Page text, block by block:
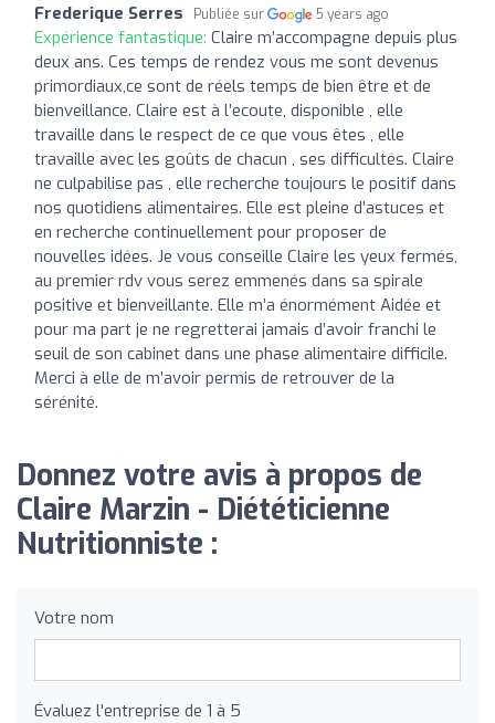
Frederique Serres Publiée sur 5 years ago
Expérience fantastique: Claire m’accompagne depuis plus
deux ans. Ces temps de rendez vous me sont devenus
primordiaux,ce sont de réels temps de bien être et de
bienveillance. Claire est à l’ecoute, disponible , elle
travaille dans le respect de ce que vous êtes , elle
travaille avec les goûts de chacun , ses difficultés. Claire
ne culpabilise pas , elle recherche toujours le positif dans
nos quotidiens alimentaires. Elle est pleine d’astuces et
en recherche continuellement pour proposer de
nouvelles idées. Je vous conseille Claire les yeux fermés,
au premier rdv vous serez emmenés dans sa spirale
positive et bienveillante. Elle m’a énormément Aidée et
pour ma part je ne regretterai jamais d’avoir franchi le
seuil de son cabinet dans une phase alimentaire difficile.
Merci à elle de m’avoir permis de retrouver de la
sérénité.
Donnez votre avis à propos de
Claire Marzin - Diététicienne
Nutritionniste :
Votre nom
Évaluez l'entreprise de 1 à 5